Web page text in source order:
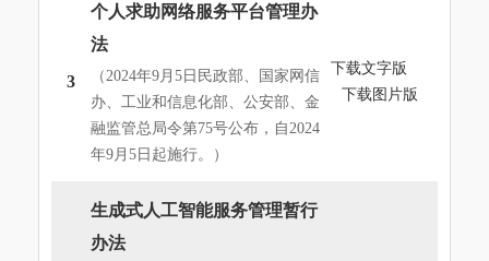
3
个人求助网络服务平台管理办
法
（2024年9月5日民政部、国家网信
办、工业和信息化部、公安部、金
融监管总局令第75号公布，自2024
年9月5日起施行。）
下载文字版
下载图片版
生成式人工智能服务管理暂行
办法